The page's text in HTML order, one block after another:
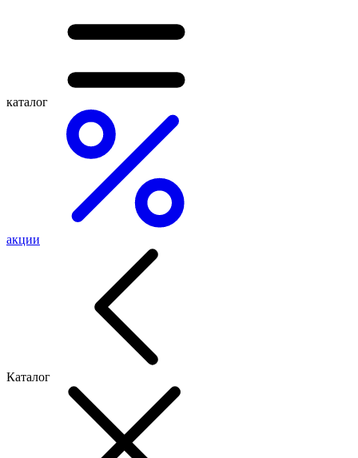
каталог
акции
Каталог